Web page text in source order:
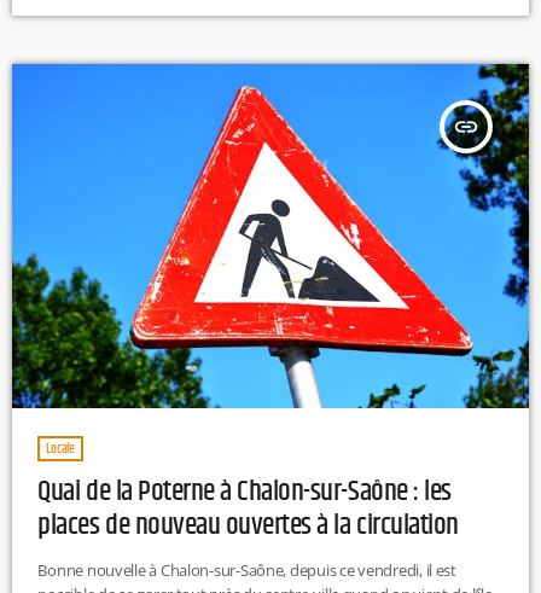
le même bilan que leur voisin, Dijon (11 victoires et 13 défaites). De
16 tirs à […]
insert_link
Locale
Quai de la Poterne à Chalon-sur-Saône : les
places de nouveau ouvertes à la circulation
Bonne nouvelle à Chalon-sur-Saône, depuis ce vendredi, il est